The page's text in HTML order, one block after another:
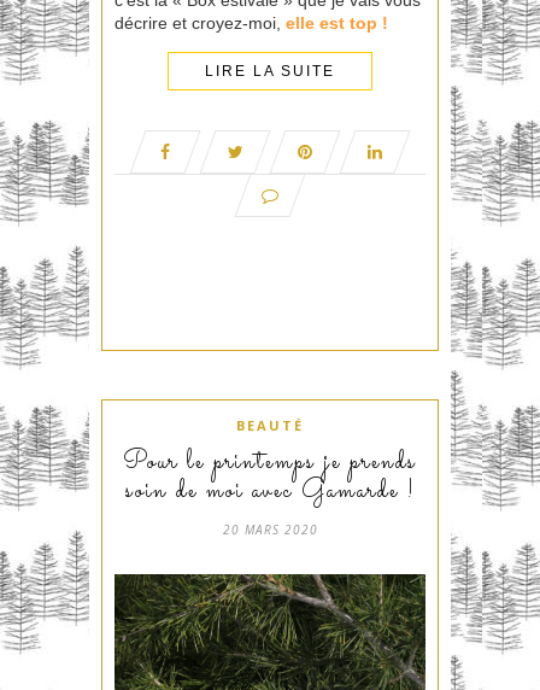
décrire et croyez-moi, elle est top !
LIRE LA SUITE
BEAUTÉ
Pour le printemps je prends
soin de moi avec Gamarde !
20 MARS 2020